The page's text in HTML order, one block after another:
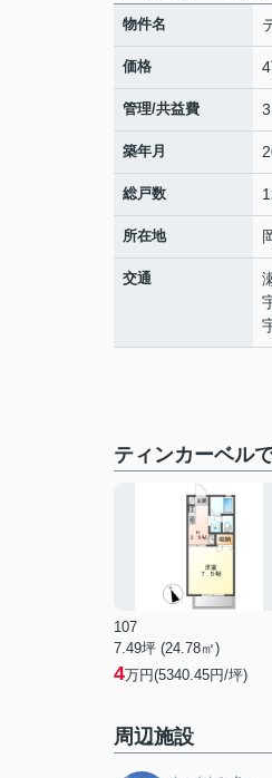
物件名
価格
管理/共益費
築年月
総戸数
所在地
交通
ティンカーベル
107
7.49坪 (24.78㎡)
4万円(5340.45円/坪)
周辺施設